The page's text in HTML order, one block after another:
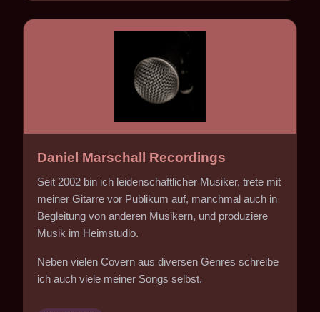
Daniel Marschall Recordings
Seit 2002 bin ich leidenschaftlicher Musiker, trete mit
meiner Gitarre vor Publikum auf, manchmal auch in
Begleitung von anderen Musikern, und produziere
Musik im Heimstudio.
Neben vielen Covern aus diversen Genres schreibe
ich auch viele meiner Songs selbst.